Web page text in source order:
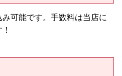
可能です。手数料は当店に